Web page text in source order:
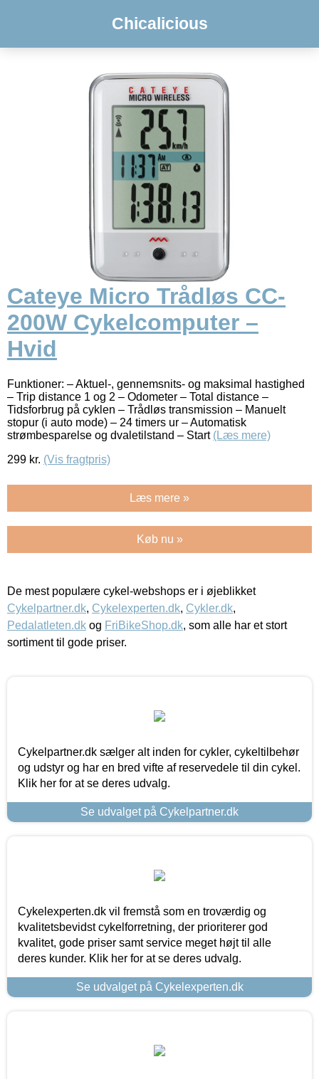
Chicalicious
Cateye Micro Trådløs CC-
200W Cykelcomputer –
Hvid
Funktioner: – Aktuel-, gennemsnits- og maksimal hastighed
– Trip distance 1 og 2 – Odometer – Total distance –
Tidsforbrug på cyklen – Trådløs transmission – Manuelt
stopur (i auto mode) – 24 timers ur – Automatisk
strømbesparelse og dvaletilstand – Start (Læs mere)
299 kr. (Vis fragtpris)
Læs mere »
Køb nu »
De mest populære cykel-webshops er i øjeblikket
Cykelpartner.dk, Cykelexperten.dk, Cykler.dk,
Pedalatleten.dk og FriBikeShop.dk, som alle har et stort
sortiment til gode priser.
Cykelpartner.dk sælger alt inden for cykler, cykeltilbehør
og udstyr og har en bred vifte af reservedele til din cykel.
Klik her for at se deres udvalg.
Se udvalget på Cykelpartner.dk
Cykelexperten.dk vil fremstå som en troværdig og
kvalitetsbevidst cykelforretning, der prioriterer god
kvalitet, gode priser samt service meget højt til alle
deres kunder. Klik her for at se deres udvalg.
Se udvalget på Cykelexperten.dk